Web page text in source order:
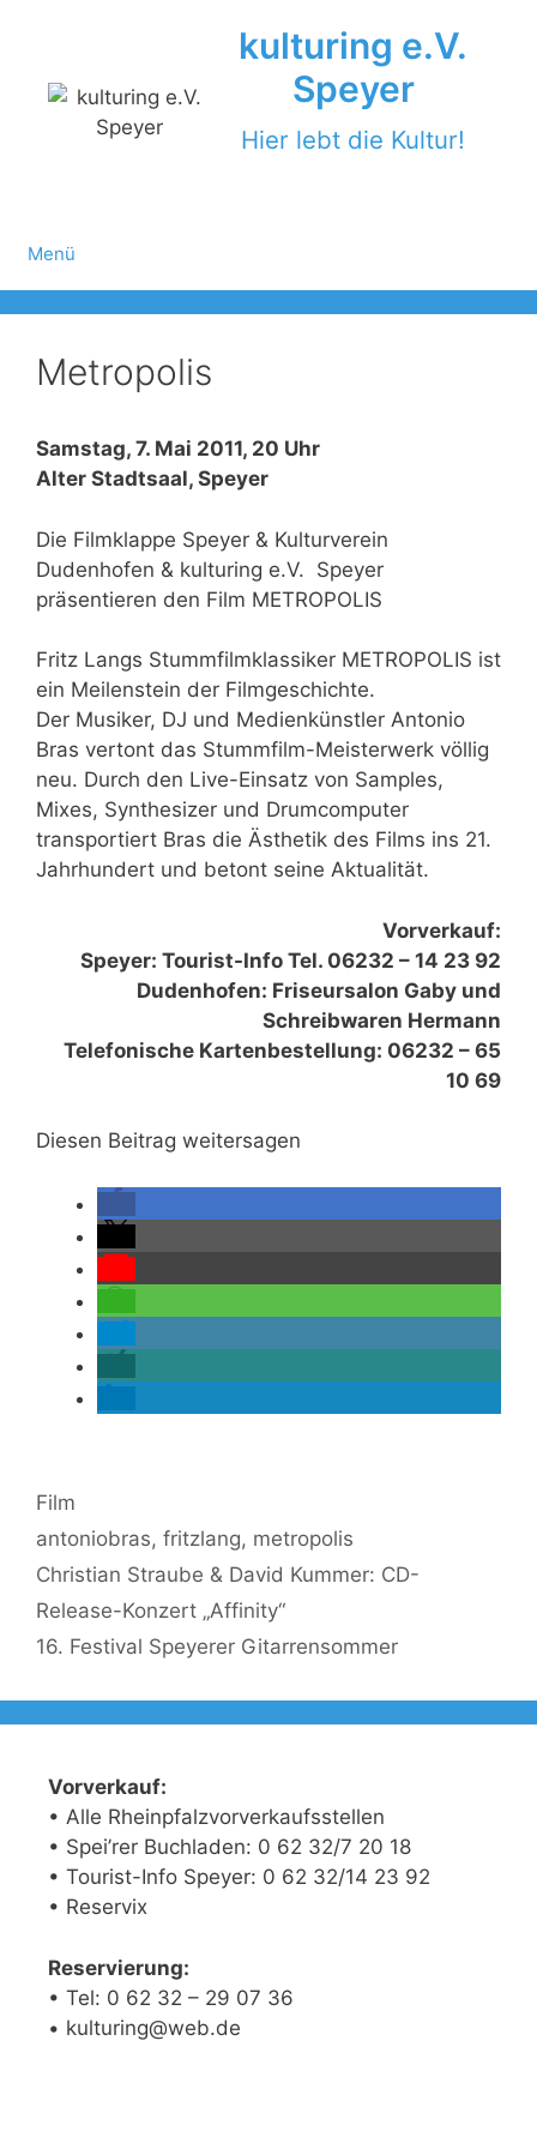
kulturing e.V.
Speyer
Hier lebt die Kultur!
Menü
Metropolis
Samstag, 7. Mai 2011, 20 Uhr
Alter Stadtsaal, Speyer
Die Filmklappe Speyer & Kulturverein
Dudenhofen & kulturing e.V. Speyer
präsentieren den Film METROPOLIS
Fritz Langs Stummfilmklassiker METROPOLIS ist
ein Meilenstein der Filmgeschichte.
Der Musiker, DJ und Medienkünstler Antonio
Bras vertont das Stummfilm-Meisterwerk völlig
neu. Durch den Live-Einsatz von Samples,
Mixes, Synthesizer und Drumcomputer
transportiert Bras die Ästhetik des Films ins 21.
Jahrhundert und betont seine Aktualität.
Vorverkauf:
Speyer: Tourist-Info Tel. 06232 – 14 23 92
Dudenhofen: Friseursalon Gaby und
Schreibwaren Hermann
Telefonische Kartenbestellung: 06232 – 65
10 69
Diesen Beitrag weitersagen
Kategorien
Film
Schlagwörter
antoniobras, fritzlang, metropolis
Christian Straube & David Kummer: CD-
Release-Konzert „Affinity“
16. Festival Speyerer Gitarrensommer
Vorverkauf:
• Alle Rheinpfalzvorverkaufsstellen
• Spei’rer Buchladen: 0 62 32/7 20 18
• Tourist-Info Speyer: 0 62 32/14 23 92
• Reservix
Reservierung:
• Tel: 0 62 32 – 29 07 36
• kulturing@web.de